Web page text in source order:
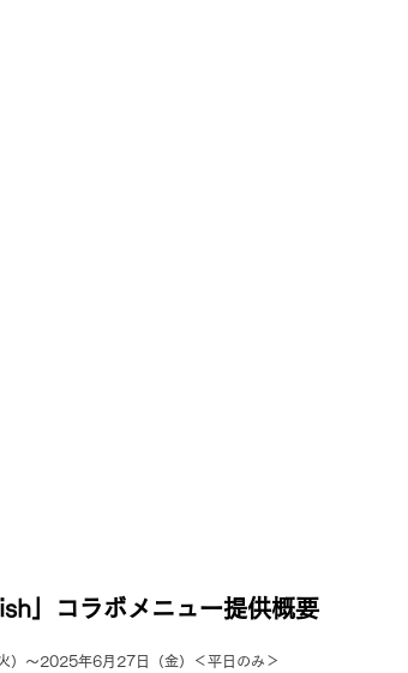
」コラボメニュー提供概要
）〜2025年6月27日（金）＜平日のみ＞